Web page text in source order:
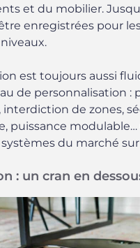
et du mobilier.
enregistrées pour
est toujours aussi
de personnalisation :
interdiction de zones,
puissance modulable…
du marché
: un cran en